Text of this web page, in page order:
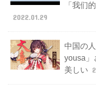
「我们
2022.01.29
中国の
yousa」
美しい